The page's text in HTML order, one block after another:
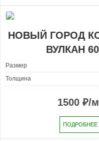
НОВЫЙ ГОРОД
ВУЛКАН
Размер
Толщина
1500 ₽/
ПОДРОБНЕЕ